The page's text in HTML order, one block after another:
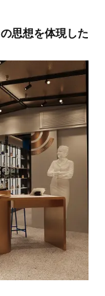
思想を体現した